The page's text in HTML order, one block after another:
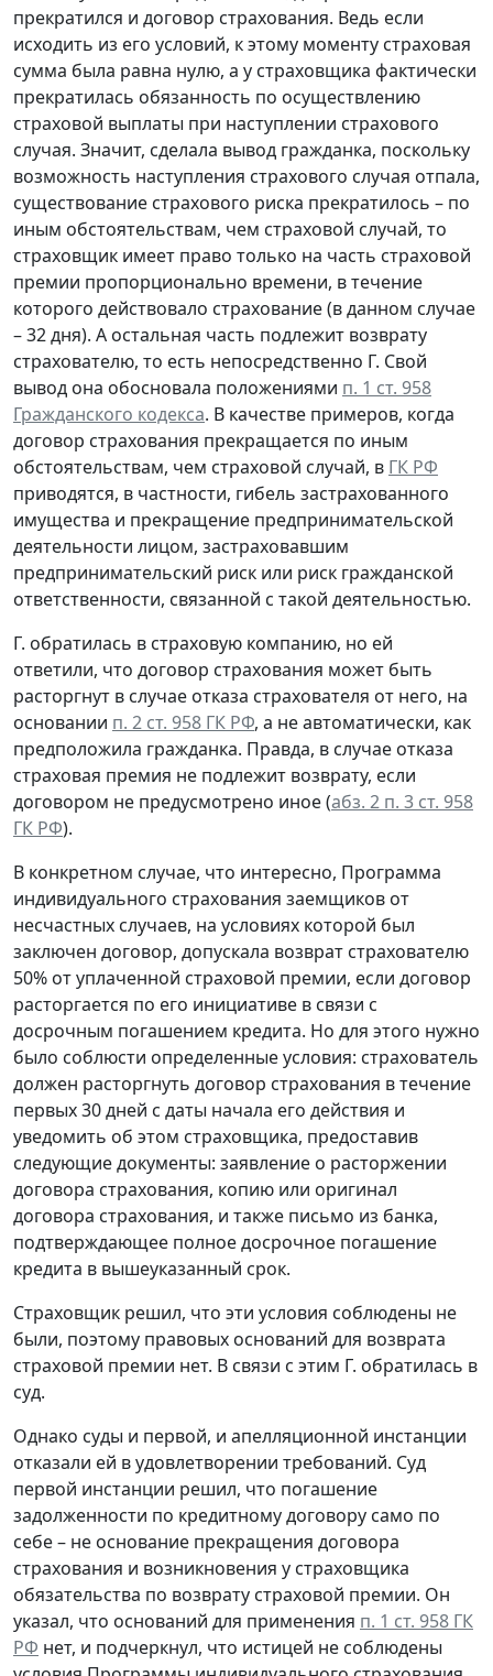
прекратился и договор страхования. Ведь если
исходить из его условий, к этому моменту страховая
сумма была равна нулю, а у страховщика фактически
прекратилась обязанность по осуществлению
страховой выплаты при наступлении страхового
случая. Значит, сделала вывод гражданка, поскольку
возможность наступления страхового случая отпала,
существование страхового риска прекратилось – по
иным обстоятельствам, чем страховой случай, то
страховщик имеет право только на часть страховой
премии пропорционально времени, в течение
которого действовало страхование (в данном случае
– 32 дня). А остальная часть подлежит возврату
страхователю, то есть непосредственно Г. Свой
вывод она обосновала положениями п. 1 ст. 958
Гражданского кодекса. В качестве примеров, когда
договор страхования прекращается по иным
обстоятельствам, чем страховой случай, в ГК РФ
приводятся, в частности, гибель застрахованного
имущества и прекращение предпринимательской
деятельности лицом, застраховавшим
предпринимательский риск или риск гражданской
ответственности, связанной с такой деятельностью.
Г. обратилась в страховую компанию, но ей
ответили, что договор страхования может быть
расторгнут в случае отказа страхователя от него, на
основании п. 2 ст. 958 ГК РФ, а не автоматически, как
предположила гражданка. Правда, в случае отказа
страховая премия не подлежит возврату, если
договором не предусмотрено иное (абз. 2 п. 3 ст. 958
ГК РФ).
В конкретном случае, что интересно, Программа
индивидуального страхования заемщиков от
несчастных случаев, на условиях которой был
заключен договор, допускала возврат страхователю
50% от уплаченной страховой премии, если договор
расторгается по его инициативе в связи с
досрочным погашением кредита. Но для этого нужно
было соблюсти определенные условия: страхователь
должен расторгнуть договор страхования в течение
первых 30 дней с даты начала его действия и
уведомить об этом страховщика, предоставив
следующие документы: заявление о расторжении
договора страхования, копию или оригинал
договора страхования, и также письмо из банка,
подтверждающее полное досрочное погашение
кредита в вышеуказанный срок.
Страховщик решил, что эти условия соблюдены не
были, поэтому правовых оснований для возврата
страховой премии нет. В связи с этим Г. обратилась в
суд.
Однако суды и первой, и апелляционной инстанции
отказали ей в удовлетворении требований. Суд
первой инстанции решил, что погашение
задолженности по кредитному договору само по
себе – не основание прекращения договора
страхования и возникновения у страховщика
обязательства по возврату страховой премии. Он
указал, что оснований для применения п. 1 ст. 958 ГК
РФ нет, и подчеркнул, что истицей не соблюдены